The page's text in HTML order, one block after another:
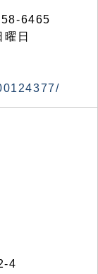
6465
日
4